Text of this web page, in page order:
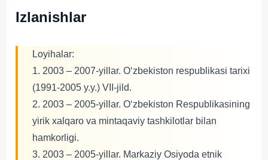
Izlanishlar
Loyihalar:
1. 2003 – 2007-yillar. O‘zbekiston respublikasi tarixi
(1991-2005 y.y.) VII-jild.
2. 2003 – 2005-yillar. O‘zbekiston Respublikasining
yirik xalqaro va mintaqaviy tashkilotlar bilan
hamkorligi.
3. 2003 – 2005-yillar. Markaziy Osiyoda etnik